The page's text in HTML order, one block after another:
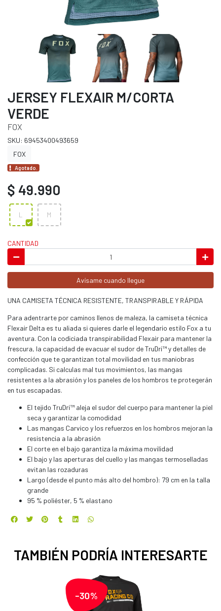
JERSEY FLEXAIR M/CORTA
VERDE
FOX
SKU: 69453400493659
FOX
Agotado.
$ 49.990
L M
CANTIDAD
Avísame cuando llegue
UNA CAMISETA TÉCNICA RESISTENTE, TRANSPIRABLE Y RÁPIDA
Para adentrarte por caminos llenos de maleza, la camiseta técnica
Flexair Delta es tu aliada si quieres darle el legendario estilo Fox a tu
aventura. Con la codiciada transpirabilidad Flexair para mantener la
frescura, la capacidad de evacuar el sudor de TruDri™ y detalles de
confección que te garantizan total movilidad en tus maniobras
complicadas. Si calculas mal tus movimientos, las mangas
resistentes a la abrasión y los paneles de los hombros te protegerán
en tus escapadas.
El tejido TruDri™ aleja el sudor del cuerpo para mantener la piel
seca y garantizar la comodidad
Las mangas Carvico y los refuerzos en los hombros mejoran la
resistencia a la abrasión
El corte en el bajo garantiza la máxima movilidad
El bajo y las aperturas del cuello y las mangas termoselladas
evitan las rozaduras
Largo (desde el punto más alto del hombro): 79 cm en la talla
grande
95 % poliéster, 5 % elastano
TAMBIÉN PODRÍA INTERESARTE
-30%